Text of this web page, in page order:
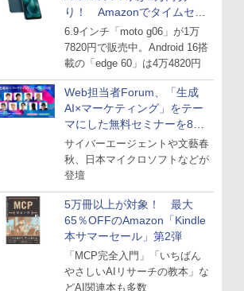
り！ Amazonでタイムセー
ル
6.9インチ「moto g06」が1万
7820円で販売中。Android 16搭
載の「edge 60」は4万4820円
Web担当者Forum、「生成
AI×マーケティング」をテー
マにした無料セミナーを8月
27日にオンライン開催
サイバーエージェントや文藝春
秋、日本マイクロソフトなどが
登壇
5万冊以上が対象！ 最大
65％OFFのAmazon「Kindle
本サマーセール」第2弾
「MCP完全入門」「いちばん
やさしいAIリサーチの教本」な
どAI関連本も多数